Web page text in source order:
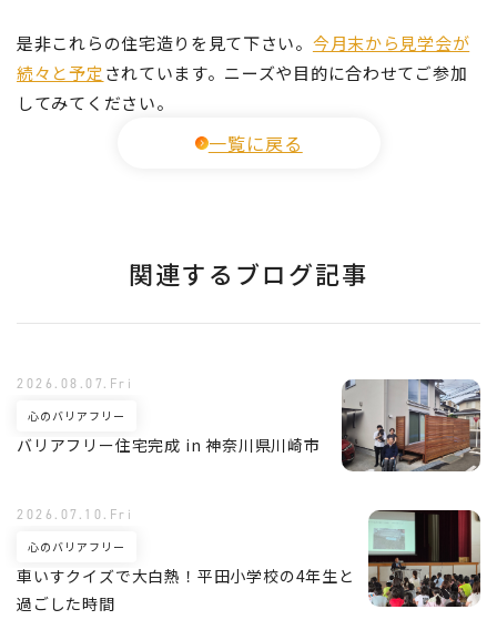
是非これらの住宅造りを見て下さい。 今月末から見学会が
続々と予定されています。ニーズや目的に合わせてご参加
してみてください。
一覧に戻る
関連するブログ記事
バリアフリー住宅完成 in 神奈川県川崎市
心のバリアフリー
2026.08.07.Fri
車いすクイズで大白熱！平田小学校の4年生と
過ごした時間
心のバリアフリー
2026.07.10.Fri